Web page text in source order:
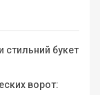
стильний букет
ворот: